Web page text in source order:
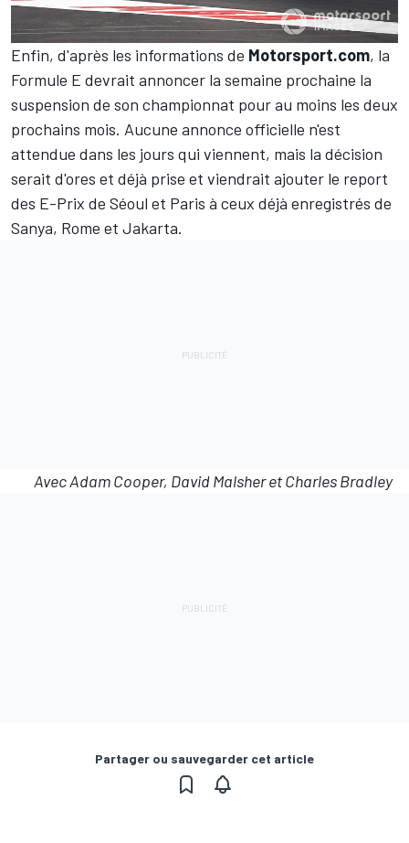
Enfin, d'après les informations de Motorsport.com, la
Formule E devrait annoncer la semaine prochaine la
suspension de son championnat pour au moins les deux
prochains mois. Aucune annonce officielle n'est
attendue dans les jours qui viennent, mais la décision
serait d'ores et déjà prise et viendrait ajouter le report
des E-Prix de Séoul et Paris à ceux déjà enregistrés de
Sanya, Rome et Jakarta.
Avec Adam Cooper, David Malsher et Charles Bradley
Partager ou sauvegarder cet article